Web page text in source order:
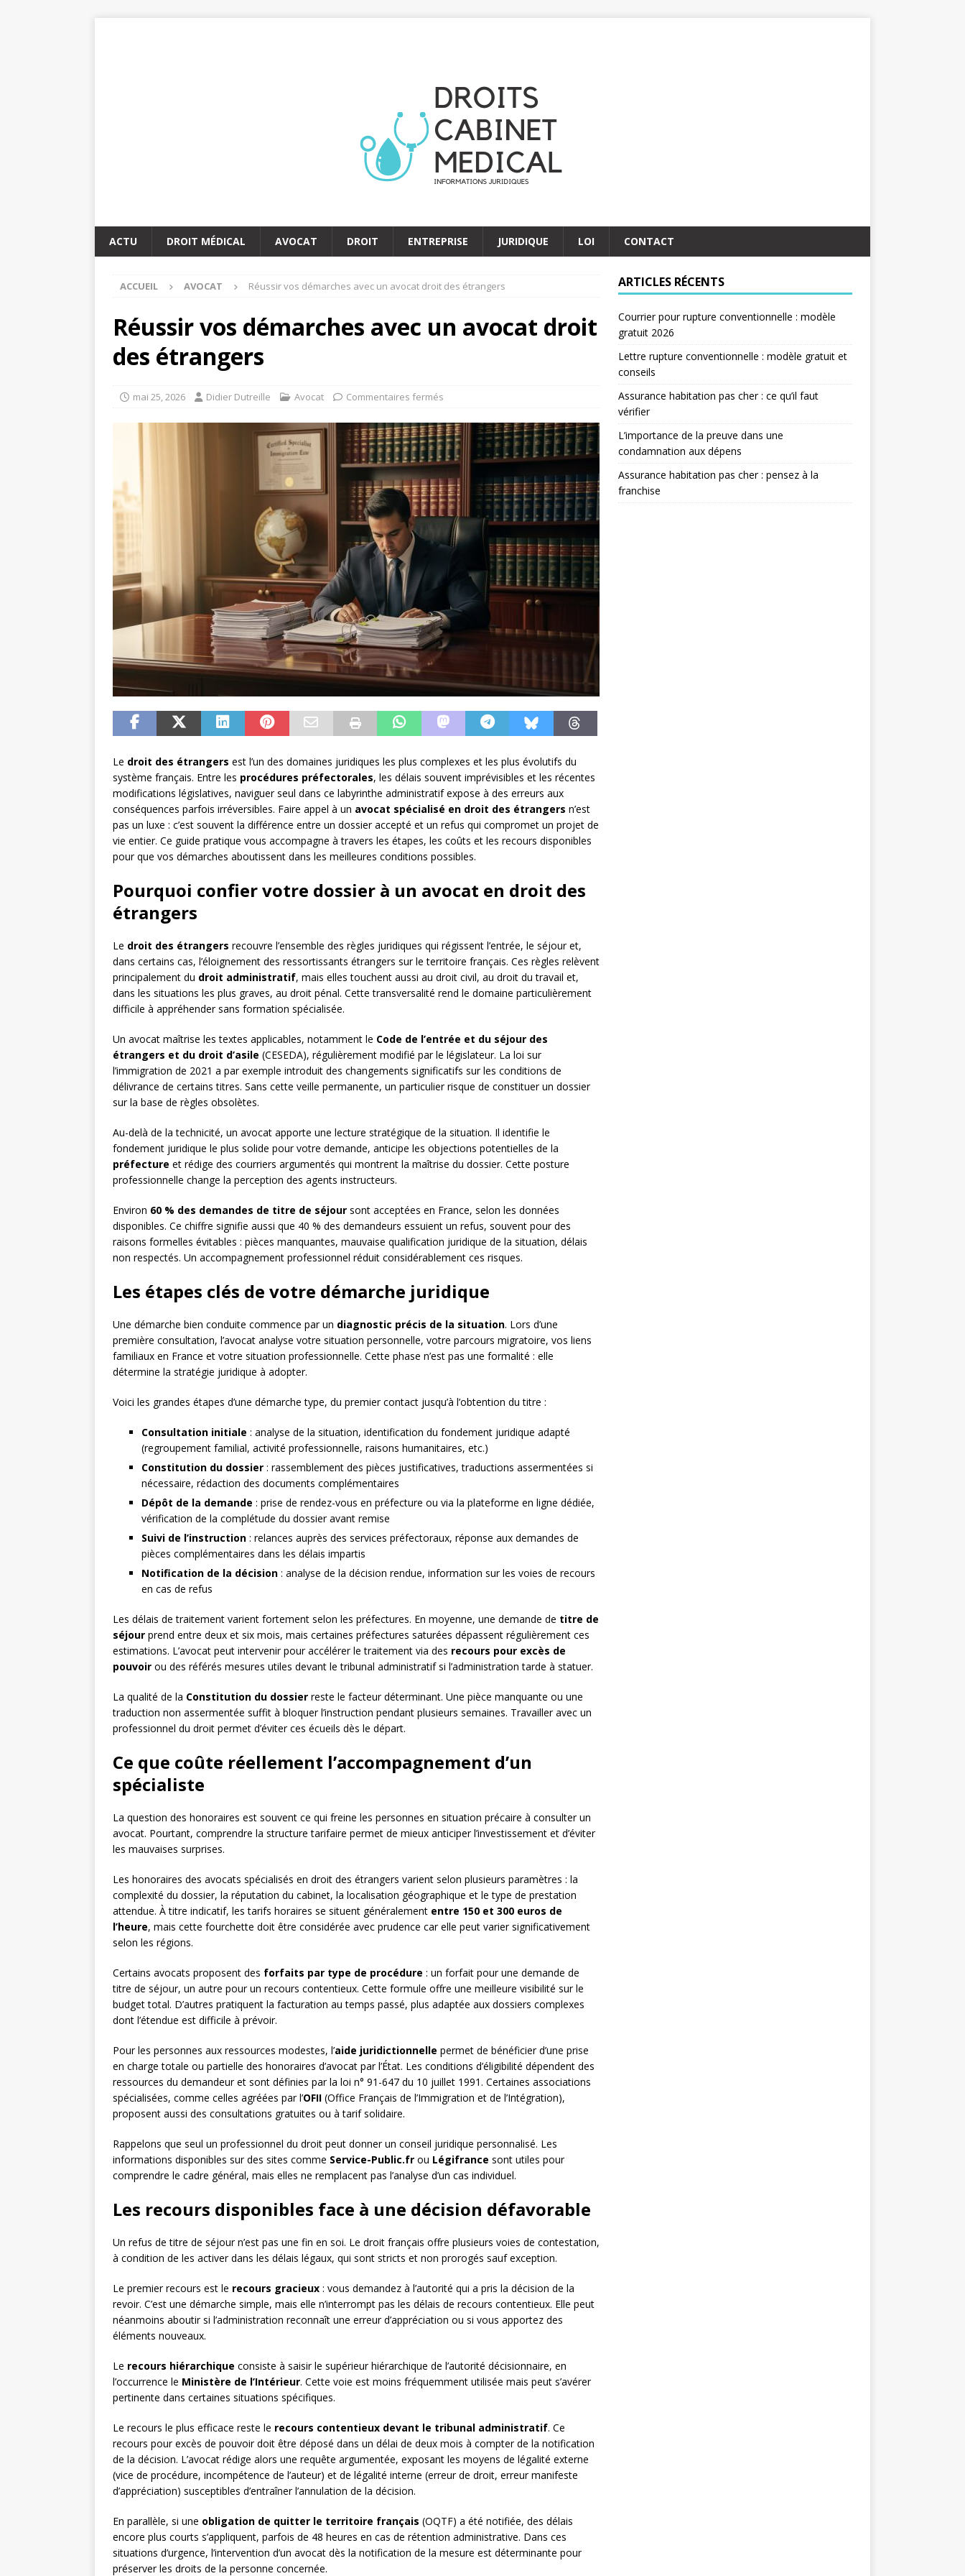
ACTU DROIT MÉDICAL AVOCAT DROIT ENTREPRISE JURIDIQUE LOI CONTACT
ACCUEIL AVOCAT Réussir vos démarches avec un avocat droit des étrangers
Réussir vos démarches avec un avocat droit
des étrangers
mai 25, 2026 Didier Dutreille Avocat Commentaires fermés
Le droit des étrangers est l’un des domaines juridiques les plus complexes et les plus évolutifs du
système français. Entre les procédures préfectorales, les délais souvent imprévisibles et les récentes
modifications législatives, naviguer seul dans ce labyrinthe administratif expose à des erreurs aux
conséquences parfois irréversibles. Faire appel à un avocat spécialisé en droit des étrangers n’est
pas un luxe : c’est souvent la différence entre un dossier accepté et un refus qui compromet un projet de
vie entier. Ce guide pratique vous accompagne à travers les étapes, les coûts et les recours disponibles
pour que vos démarches aboutissent dans les meilleures conditions possibles.
Pourquoi confier votre dossier à un avocat en droit des
étrangers
Le droit des étrangers recouvre l’ensemble des règles juridiques qui régissent l’entrée, le séjour et,
dans certains cas, l’éloignement des ressortissants étrangers sur le territoire français. Ces règles relèvent
principalement du droit administratif, mais elles touchent aussi au droit civil, au droit du travail et,
dans les situations les plus graves, au droit pénal. Cette transversalité rend le domaine particulièrement
difficile à appréhender sans formation spécialisée.
Un avocat maîtrise les textes applicables, notamment le Code de l’entrée et du séjour des
étrangers et du droit d’asile (CESEDA), régulièrement modifié par le législateur. La loi sur
l’immigration de 2021 a par exemple introduit des changements significatifs sur les conditions de
délivrance de certains titres. Sans cette veille permanente, un particulier risque de constituer un dossier
sur la base de règles obsolètes.
Au-delà de la technicité, un avocat apporte une lecture stratégique de la situation. Il identifie le
fondement juridique le plus solide pour votre demande, anticipe les objections potentielles de la
préfecture et rédige des courriers argumentés qui montrent la maîtrise du dossier. Cette posture
professionnelle change la perception des agents instructeurs.
Environ 60 % des demandes de titre de séjour sont acceptées en France, selon les données
disponibles. Ce chiffre signifie aussi que 40 % des demandeurs essuient un refus, souvent pour des
raisons formelles évitables : pièces manquantes, mauvaise qualification juridique de la situation, délais
non respectés. Un accompagnement professionnel réduit considérablement ces risques.
Les étapes clés de votre démarche juridique
Une démarche bien conduite commence par un diagnostic précis de la situation. Lors d’une
première consultation, l’avocat analyse votre situation personnelle, votre parcours migratoire, vos liens
familiaux en France et votre situation professionnelle. Cette phase n’est pas une formalité : elle
détermine la stratégie juridique à adopter.
Voici les grandes étapes d’une démarche type, du premier contact jusqu’à l’obtention du titre :
Consultation initiale : analyse de la situation, identification du fondement juridique adapté
(regroupement familial, activité professionnelle, raisons humanitaires, etc.)
Constitution du dossier : rassemblement des pièces justificatives, traductions assermentées si
nécessaire, rédaction des documents complémentaires
Dépôt de la demande : prise de rendez-vous en préfecture ou via la plateforme en ligne dédiée,
vérification de la complétude du dossier avant remise
Suivi de l’instruction : relances auprès des services préfectoraux, réponse aux demandes de
pièces complémentaires dans les délais impartis
Notification de la décision : analyse de la décision rendue, information sur les voies de recours
en cas de refus
Les délais de traitement varient fortement selon les préfectures. En moyenne, une demande de titre de
séjour prend entre deux et six mois, mais certaines préfectures saturées dépassent régulièrement ces
estimations. L’avocat peut intervenir pour accélérer le traitement via des recours pour excès de
pouvoir ou des référés mesures utiles devant le tribunal administratif si l’administration tarde à statuer.
La qualité de la Constitution du dossier reste le facteur déterminant. Une pièce manquante ou une
traduction non assermentée suffit à bloquer l’instruction pendant plusieurs semaines. Travailler avec un
professionnel du droit permet d’éviter ces écueils dès le départ.
Ce que coûte réellement l’accompagnement d’un
spécialiste
La question des honoraires est souvent ce qui freine les personnes en situation précaire à consulter un
avocat. Pourtant, comprendre la structure tarifaire permet de mieux anticiper l’investissement et d’éviter
les mauvaises surprises.
Les honoraires des avocats spécialisés en droit des étrangers varient selon plusieurs paramètres : la
complexité du dossier, la réputation du cabinet, la localisation géographique et le type de prestation
attendue. À titre indicatif, les tarifs horaires se situent généralement entre 150 et 300 euros de
l’heure, mais cette fourchette doit être considérée avec prudence car elle peut varier significativement
selon les régions.
Certains avocats proposent des forfaits par type de procédure : un forfait pour une demande de
titre de séjour, un autre pour un recours contentieux. Cette formule offre une meilleure visibilité sur le
budget total. D’autres pratiquent la facturation au temps passé, plus adaptée aux dossiers complexes
dont l’étendue est difficile à prévoir.
Pour les personnes aux ressources modestes, l’aide juridictionnelle permet de bénéficier d’une prise
en charge totale ou partielle des honoraires d’avocat par l’État. Les conditions d’éligibilité dépendent des
ressources du demandeur et sont définies par la loi n° 91-647 du 10 juillet 1991. Certaines associations
spécialisées, comme celles agréées par l’OFII (Office Français de l’Immigration et de l’Intégration),
proposent aussi des consultations gratuites ou à tarif solidaire.
Rappelons que seul un professionnel du droit peut donner un conseil juridique personnalisé. Les
informations disponibles sur des sites comme Service-Public.fr ou Légifrance sont utiles pour
comprendre le cadre général, mais elles ne remplacent pas l’analyse d’un cas individuel.
Les recours disponibles face à une décision défavorable
Un refus de titre de séjour n’est pas une fin en soi. Le droit français offre plusieurs voies de contestation,
à condition de les activer dans les délais légaux, qui sont stricts et non prorogés sauf exception.
Le premier recours est le recours gracieux : vous demandez à l’autorité qui a pris la décision de la
revoir. C’est une démarche simple, mais elle n’interrompt pas les délais de recours contentieux. Elle peut
néanmoins aboutir si l’administration reconnaît une erreur d’appréciation ou si vous apportez des
éléments nouveaux.
Le recours hiérarchique consiste à saisir le supérieur hiérarchique de l’autorité décisionnaire, en
l’occurrence le Ministère de l’Intérieur. Cette voie est moins fréquemment utilisée mais peut s’avérer
pertinente dans certaines situations spécifiques.
Le recours le plus efficace reste le recours contentieux devant le tribunal administratif. Ce
recours pour excès de pouvoir doit être déposé dans un délai de deux mois à compter de la notification
de la décision. L’avocat rédige alors une requête argumentée, exposant les moyens de légalité externe
(vice de procédure, incompétence de l’auteur) et de légalité interne (erreur de droit, erreur manifeste
d’appréciation) susceptibles d’entraîner l’annulation de la décision.
En parallèle, si une obligation de quitter le territoire français (OQTF) a été notifiée, des délais
encore plus courts s’appliquent, parfois de 48 heures en cas de rétention administrative. Dans ces
situations d’urgence, l’intervention d’un avocat dès la notification de la mesure est déterminante pour
préserver les droits de la personne concernée.
ARTICLES RÉCENTS
Courrier pour rupture conventionnelle : modèle
gratuit 2026
Lettre rupture conventionnelle : modèle gratuit et
conseils
Assurance habitation pas cher : ce qu’il faut
vérifier
L’importance de la preuve dans une
condamnation aux dépens
Assurance habitation pas cher : pensez à la
franchise